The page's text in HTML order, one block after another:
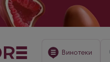
Винотеки